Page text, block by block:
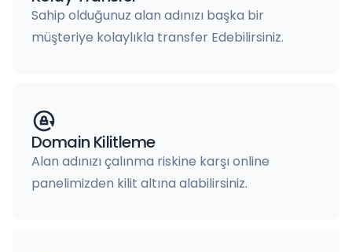
Sahip olduğunuz alan adınızı başka bir
müşteriye kolaylıkla transfer Edebilirsiniz.
Domain Kilitleme
Alan adınızı çalınma riskine karşı online
panelimizden kilit altına alabilirsiniz.